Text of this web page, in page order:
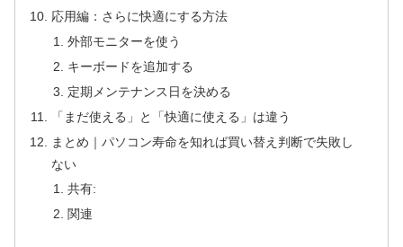
応用編：さらに快適にする方法
外部モニターを使う
キーボードを追加する
定期メンテナンス日を決める
「まだ使える」と「快適に使える」は違う
まとめ｜パソコン寿命を知れば買い替え判断で失敗し
ない
共有:
関連